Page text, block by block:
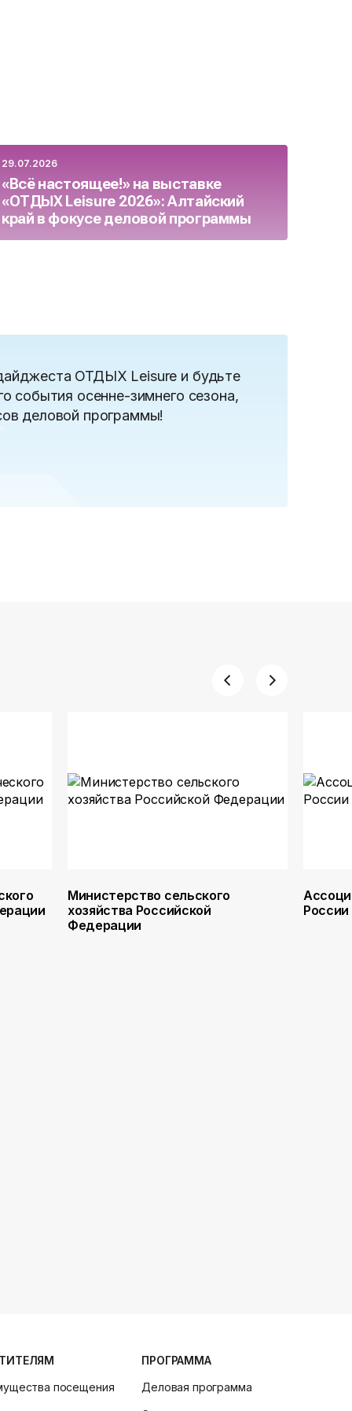
29.07.2026
«Всё настоящее!» на выставке
«ОТДЫХ Leisure 2026»: Алтайский
край в фокусе деловой программы
ОТДЫХ Leisure и будьте
события осенне-зимнего сезона,
деловой программы!
Министерство сельского
хозяйства Российской
Федерации
России
посещения
ПРОГРАММА
Деловая программа